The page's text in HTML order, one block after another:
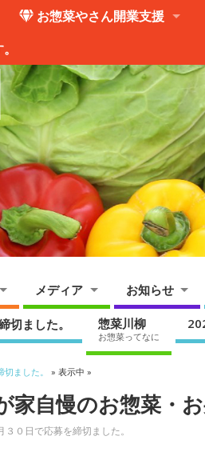
お惣菜やさん開業支援
メディア お知らせ
切ました。 惣菜川柳
お惣菜ってなに
ました。 » 表示中 »
家自慢のお惣菜・
３０日で応募を締切ました。